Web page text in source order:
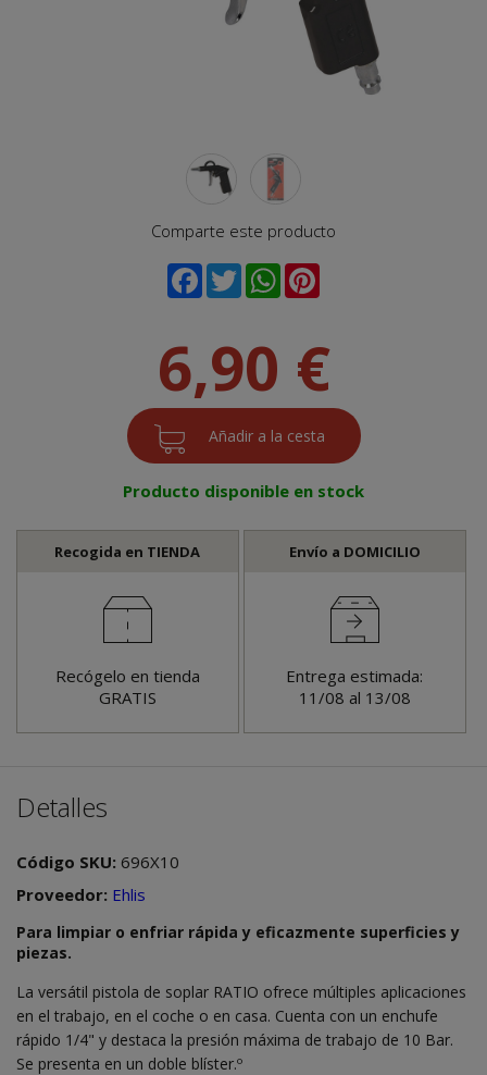
Comparte este producto
6,90 €
Producto disponible en stock
Recogida en TIENDA
Recógelo en tienda
GRATIS
Envío a DOMICILIO
Entrega estimada:
11/08 al 13/08
Detalles
Código SKU: 696X10
Proveedor: Ehlis
Para limpiar o enfriar rápida y eficazmente superficies y
piezas.
La versátil pistola de soplar RATIO ofrece múltiples aplicaciones
en el trabajo, en el coche o en casa. Cuenta con un enchufe
rápido 1/4" y destaca la presión máxima de trabajo de 10 Bar.
Se presenta en un doble blíster.º